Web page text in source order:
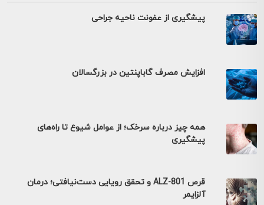
پیشگیری از عفونت ناحیه جراحی
افزایش مصرف گاباپنتین در بزرگسالان
همه چیز درباره سرخک؛ از عوامل شیوع تا راه‌های
پیشگیری
قرص ALZ-801 و تحقق رویایی دست‌نیافتی؛ درمان
آلزایمر